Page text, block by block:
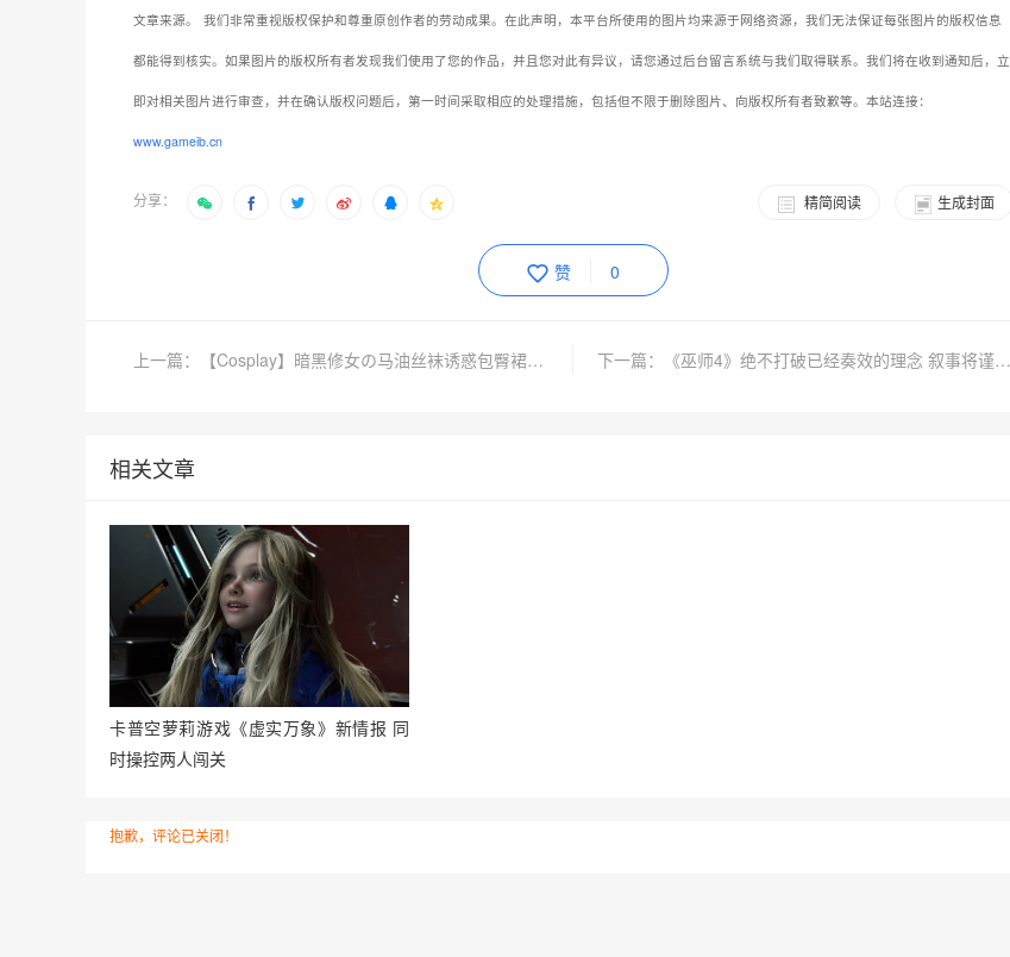
文章来源。 我们非常重视版权保护和尊重原创作者的劳动成果。在此声明，本平台所使用的图片均来源于网络资源，我们无法保证每张图片的版权信息
都能得到核实。如果图片的版权所有者发现我们使用了您的作品，并且您对此有异议，请您通过后台留言系统与我们取得联系。我们将在收到通知后，立
即对相关图片进行审查，并在确认版权问题后，第一时间采取相应的处理措施，包括但不限于删除图片、向版权所有者致歉等。本站连接：
www.gameib.cn
分享： 生成封面
精简阅读
赞 0
上一篇：【Cosplay】暗黑修女の马油丝袜诱惑包臀裙裂变110%腰臀比半躺姿式下绷出Q弹腰窝 下一篇：《巫师4》绝不打破已经奏效的理念 叙事将谨遵3代风格
相关文章
卡普空萝莉游戏《虚实万象》新情报 同
时操控两人闯关
抱歉，评论已关闭！